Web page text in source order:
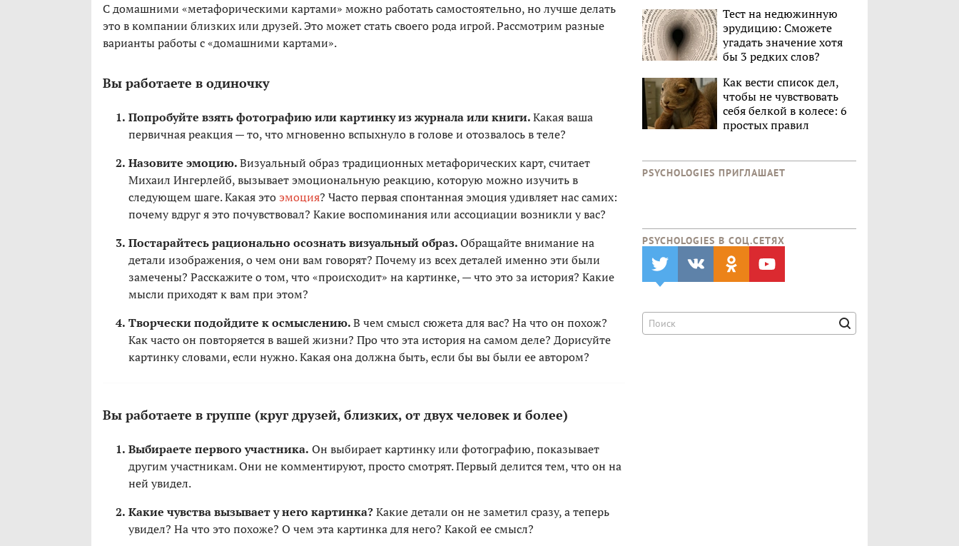
С домашними «метафорическими картами» можно работать самостоятельно, но лучше делать
это в компании близких или друзей. Это может стать своего рода игрой. Рассмотрим разные
варианты работы с «домашними картами».
Вы работаете в одиночку
Попробуйте взять фотографию или картинку из журнала или книги.Какая ваша
первичная реакция — то, что мгновенно вспыхнуло в голове и отозвалось в теле?
Назовите эмоцию.Визуальный образ традиционных метафорических карт, считает
Михаил Ингерлейб, вызывает эмоциональную реакцию, которую можно изучить в
следующем шаге. Какая этоэмоция? Часто первая спонтанная эмоция удивляет нас самих:
почему вдруг я это почувствовал? Какие воспоминания или ассоциации возникли у вас?
Постарайтесь рационально осознать визуальный образ.Обращайте внимание на
детали изображения, о чем они вам говорят? Почему из всех деталей именно эти были
замечены? Расскажите о том, что «происходит» на картинке, — что это за история? Какие
мысли приходят к вам при этом?
Творчески подойдите к осмыслению.В чем смысл сюжета для вас? На что он похож?
Как часто он повторяется в вашей жизни? Про что эта история на самом деле? Дорисуйте
картинку словами, если нужно. Какая она должна быть, если бы вы были ее автором?
Вы работаете в группе (круг друзей, близких, от двух человек и более)
Выбираете первого участника. Он выбирает картинку или фотографию, показывает
другим участникам. Они не комментируют, просто смотрят. Первый делится тем, что он на
ней увидел.
Какие чувства вызывает у него картинка?Какие детали он не заметил сразу, а теперь
увидел? На что это похоже? О чем эта картинка для него? Какой ее смысл?
Тест на недюжинную
эрудицию: Сможете
угадать значение хотя
бы 3 редких слов?
Как вести список дел,
чтобы не чувствовать
себя белкой в колесе: 6
простых правил
PSYCHOLOGIES ПРИГЛАШАЕТ
PSYCHOLOGIES В CОЦ.СЕТЯХ